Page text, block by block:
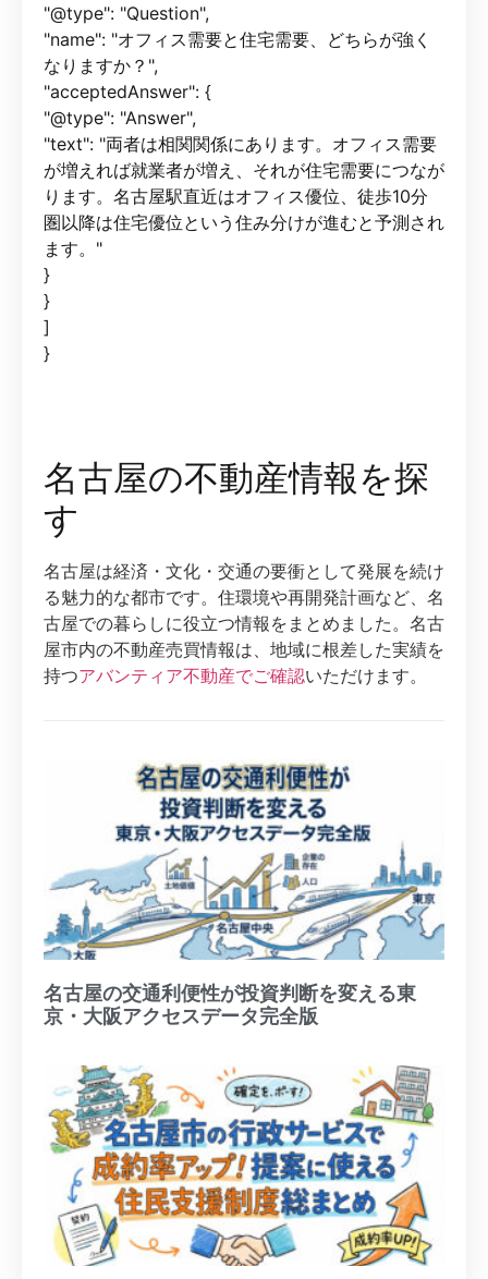
"@type": "Question",
"name": "オフィス需要と住宅需要、どちらが強く
なりますか？",
"acceptedAnswer": {
"@type": "Answer",
"text": "両者は相関関係にあります。オフィス需要
が増えれば就業者が増え、それが住宅需要につなが
ります。名古屋駅直近はオフィス優位、徒歩10分
圏以降は住宅優位という住み分けが進むと予測され
ます。"
}
}
]
}
名古屋の不動産情報を探
す
名古屋は経済・文化・交通の要衝として発展を続け
る魅力的な都市です。住環境や再開発計画など、名
古屋での暮らしに役立つ情報をまとめました。名古
屋市内の不動産売買情報は、地域に根差した実績を
持つアバンティア不動産でご確認いただけます。
名古屋の交通利便性が投資判断を変える東
京・大阪アクセスデータ完全版